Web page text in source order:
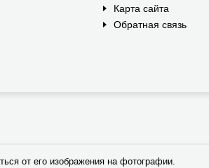
Карта сайта
Обратная связь
от его изображения на фотографии.